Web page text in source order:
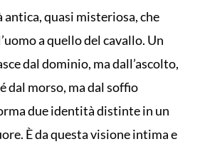
antica, quasi misteriosa, che
a quello del cavallo. Un
dal dominio, ma dall’ascolto,
dal morso, ma dal soffio
due identità distinte in un
È da questa visione intima e